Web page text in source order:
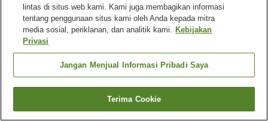
Fasilitas properti
Tempat parkir
Sauna
Spa / Salon kecantikan
Beranda Jepang Gunma
Kota Minakami
Kamimoku Onsen Tatsumikan
Cari kamar
lintas di situs web kami. Kami juga membagikan informasi
tentang penggunaan situs kami oleh Anda kepada mitra
media sosial, periklanan, dan analitik kami. Kebijakan
Privasi
Jangan Menjual Informasi Pribadi Saya
Terima Cookie